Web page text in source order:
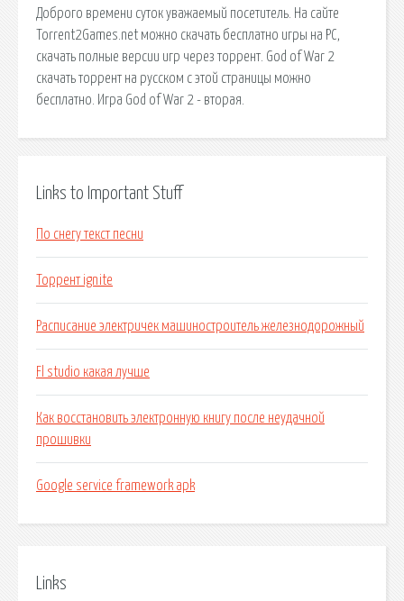
Доброго времени суток уважаемый посетитель. На сайте
Torrent2Games.net можно скачать бесплатно игры на PC,
скачать полные версии игр через торрент. God of War 2
скачать торрент на русском с этой страницы можно
бесплатно. Игра God of War 2 - вторая.
Links to Important Stuff
По снегу текст песни
Торрент ignite
Расписание электричек машиностроитель железнодорожный
Fl studio какая лучше
Как восстановить электронную книгу после неудачной
прошивки
Google service framework apk
Links